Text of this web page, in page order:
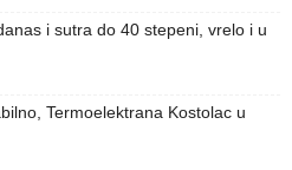
i sutra do 40 stepeni, vrelo i u
Termoelektrana Kostolac u